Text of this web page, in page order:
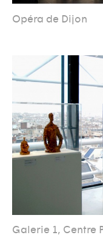
Opéra de Dijon
Galerie 1, Centre